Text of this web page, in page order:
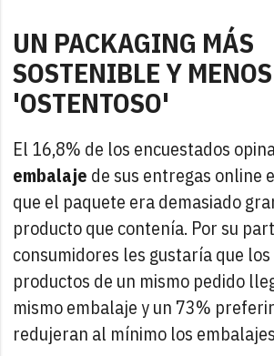
UN PACKAGING MÁS
SOSTENIBLE Y MENOS
'OSTENTOSO'
El 16,8% de los encuestados
embalaje de sus entregas online
que el paquete era demasiado
producto que contenía. Por su
consumidores les gustaría que
productos de un mismo pedido
mismo embalaje y un 73%
redujeran al mínimo los